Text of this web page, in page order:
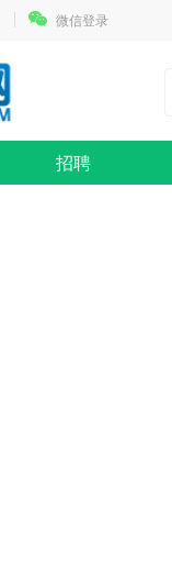
微信登录
招聘